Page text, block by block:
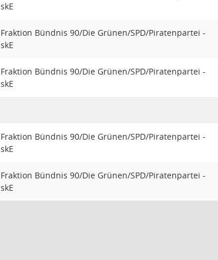
skE
Fraktion Bündnis 90/Die Grünen/SPD/Piratenpartei -
skE
Fraktion Bündnis 90/Die Grünen/SPD/Piratenpartei -
skE
Fraktion Bündnis 90/Die Grünen/SPD/Piratenpartei -
skE
Fraktion Bündnis 90/Die Grünen/SPD/Piratenpartei -
skE